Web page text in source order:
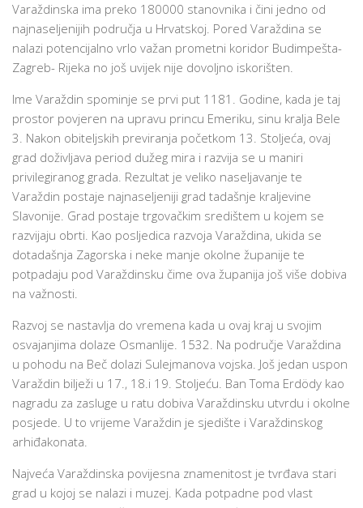
Varaždinska ima preko 180000 stanovnika i čini jedno od
najnaseljenijih područja u Hrvatskoj. Pored Varaždina se
nalazi potencijalno vrlo važan prometni koridor Budimpešta-
Zagreb- Rijeka no još uvijek nije dovoljno iskorišten.
Ime Varaždin spominje se prvi put 1181. Godine, kada je taj
prostor povjeren na upravu princu Emeriku, sinu kralja Bele
3. Nakon obiteljskih previranja početkom 13. Stoljeća, ovaj
grad doživljava period dužeg mira i razvija se u maniri
privilegiranog grada. Rezultat je veliko naseljavanje te
Varaždin postaje najnaseljeniji grad tadašnje kraljevine
Slavonije. Grad postaje trgovačkim središtem u kojem se
razvijaju obrti. Kao posljedica razvoja Varaždina, ukida se
dotadašnja Zagorska i neke manje okolne županije te
potpadaju pod Varaždinsku čime ova županija još više dobiva
na važnosti.
Razvoj se nastavlja do vremena kada u ovaj kraj u svojim
osvajanjima dolaze Osmanlije. 1532. Na područje Varaždina
u pohodu na Beč dolazi Sulejmanova vojska. Još jedan uspon
Varaždin bilježi u 17., 18.i 19. Stoljeću. Ban Toma Erdödy kao
nagradu za zasluge u ratu dobiva Varaždinsku utvrdu i okolne
posjede. U to vrijeme Varaždin je sjedište i Varaždinskog
arhiđakonata.
Najveća Varaždinska povijesna znamenitost je tvrđava stari
grad u kojoj se nalazi i muzej. Kada potpadne pod vlast